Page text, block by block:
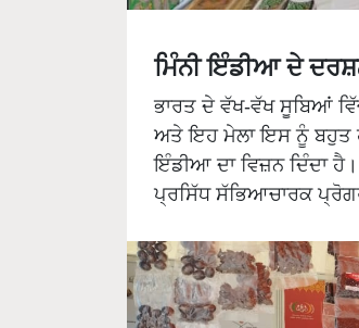
ਮਿੰਨੀ ਇੰਡੀਆ ਦੇ
ਭਾਰਤ ਦੇ ਵੱਖ-ਵੱਖ ਸੂਬਿਆਂ
ਅਤੇ ਇਹ ਮੇਲਾ ਇਸ ਨੂੰ ਬਹੁਤ
ਇੰਡੀਆ ਦਾ ਵਿਜ਼ਨ ਦਿੰਦਾ
ਪ੍ਰਸਿੱਧ ਸੱਭਿਆਚਾਰਕ